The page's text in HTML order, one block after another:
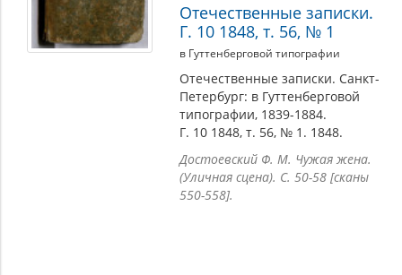
Отечественные записки.
Г. 10 1848, т. 56, № 1
в Гуттенберговой типографии
Отечественные записки. Санкт-
Петербург: в Гуттенберговой
типографии, 1839-1884.
Г. 10 1848, т. 56, № 1. 1848.
Достоевский Ф. М. Чужая жена.
(Уличная сцена). С. 50-58 [сканы
550-558].